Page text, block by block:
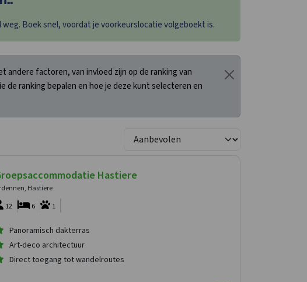
Boek snel, voordat je voorkeurslocatie volgeboekt is.
andere factoren, van invloed zijn op de ranking van
de ranking bepalen en hoe je deze kunt selecteren en
Hastiere
Hastiere
12
1
6
Panoramisch dakterras
Art-deco architectuur
Direct toegang tot wandelroutes